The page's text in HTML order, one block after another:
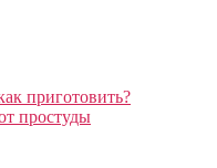
приготовить?
простуды